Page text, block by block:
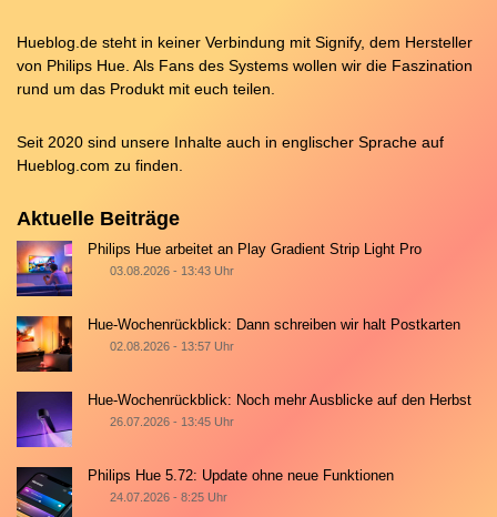
Hueblog.de steht in keiner Verbindung mit Signify, dem Hersteller
von Philips Hue. Als Fans des Systems wollen wir die Faszination
rund um das Produkt mit euch teilen.
Seit 2020 sind unsere Inhalte auch in englischer Sprache auf
Hueblog.com zu finden.
Aktuelle Beiträge
Philips Hue arbeitet an Play Gradient Strip Light Pro
03.08.2026 - 13:43 Uhr
Hue-Wochenrückblick: Dann schreiben wir halt Postkarten
02.08.2026 - 13:57 Uhr
Hue-Wochenrückblick: Noch mehr Ausblicke auf den Herbst
26.07.2026 - 13:45 Uhr
Philips Hue 5.72: Update ohne neue Funktionen
24.07.2026 - 8:25 Uhr